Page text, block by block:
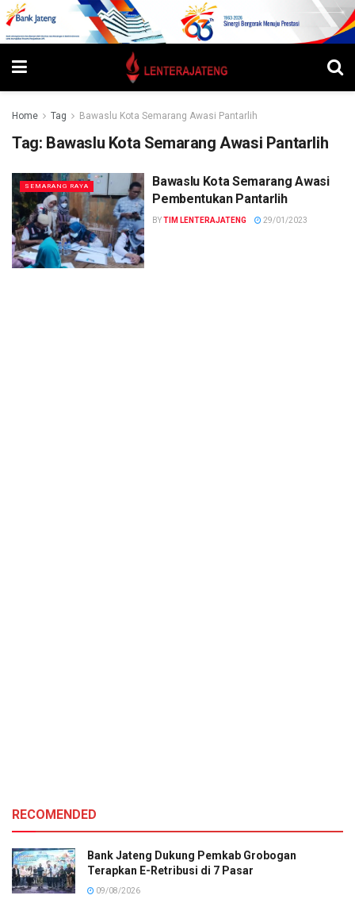
Home Tag Bawaslu Kota Semarang Awasi Pantarlih
Tag: Bawaslu Kota Semarang Awasi Pantarlih
SEMARANG RAYA
Bawaslu Kota Semarang Awasi
Pembentukan Pantarlih
BYTIM LENTERAJATENG 29/01/2023
RECOMENDED
Bank Jateng Dukung Pemkab Grobogan
Terapkan E-Retribusi di 7 Pasar
09/08/2026